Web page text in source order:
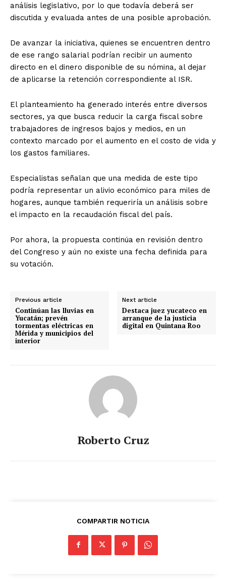
análisis legislativo, por lo que todavía deberá ser
discutida y evaluada antes de una posible aprobación.
De avanzar la iniciativa, quienes se encuentren dentro
de ese rango salarial podrían recibir un aumento
directo en el dinero disponible de su nómina, al dejar
de aplicarse la retención correspondiente al ISR.
El planteamiento ha generado interés entre diversos
sectores, ya que busca reducir la carga fiscal sobre
trabajadores de ingresos bajos y medios, en un
contexto marcado por el aumento en el costo de vida y
los gastos familiares.
Especialistas señalan que una medida de este tipo
podría representar un alivio económico para miles de
hogares, aunque también requeriría un análisis sobre
el impacto en la recaudación fiscal del país.
Por ahora, la propuesta continúa en revisión dentro
del Congreso y aún no existe una fecha definida para
su votación.
Previous article
Continúan las lluvias en
Yucatán; prevén
tormentas eléctricas en
Mérida y municipios del
interior
Next article
Destaca juez yucateco en
arranque de la justicia
digital en Quintana Roo
Roberto Cruz
COMPARTIR NOTICIA